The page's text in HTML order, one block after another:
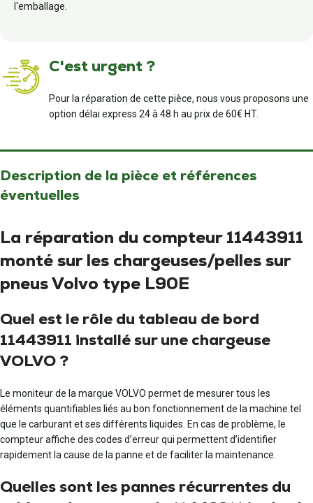
l'emballage.
C'est urgent ?
Pour la réparation de cette pièce, nous vous proposons une
option délai express 24 à 48 h au prix de 60€ HT.
Description de la pièce et références
éventuelles
La réparation du compteur 11443911
monté sur les chargeuses/pelles sur
pneus Volvo type L90E
Quel est le rôle du tableau de bord
11443911 installé sur une chargeuse
VOLVO ?
Le moniteur de la marque VOLVO permet de mesurer tous les
éléments quantifiables liés au bon fonctionnement de la machine tel
que le carburant et ses différents liquides. En cas de problème, le
compteur affiche des codes d’erreur qui permettent d’identifier
rapidement la cause de la panne et de faciliter la maintenance.
Quelles sont les pannes récurrentes du